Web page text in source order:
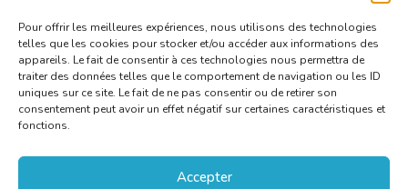
Pour offrir les meilleures expériences, nous utilisons des technologies
telles que les cookies pour stocker et/ou accéder aux informations des
appareils. Le fait de consentir à ces technologies nous permettra de
traiter des données telles que le comportement de navigation ou les ID
uniques sur ce site. Le fait de ne pas consentir ou de retirer son
consentement peut avoir un effet négatif sur certaines caractéristiques et
fonctions.
Accepter